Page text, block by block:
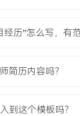
同城双活与异
生设施的数十万终端
历”怎么写，有
简历内容吗？
到这个模板吗？